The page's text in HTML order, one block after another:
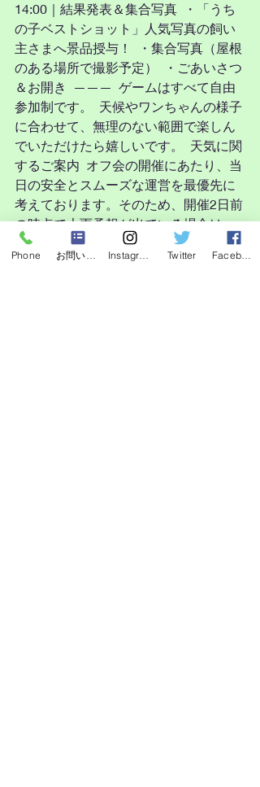
14:00｜結果発表＆集合写真  ・「うち
の子ベストショット」人気写真の飼い
主さまへ景品授与！  ・集合写真（屋根
のある場所で撮影予定）  ・ごあいさつ
＆お開き  ———  ゲームはすべて自由
参加制です。  天候やワンちゃんの様子
に合わせて、無理のない範囲で楽しん
でいただけたら嬉しいです。  天気に関
するご案内  オフ会の開催にあたり、当
日の安全とスムーズな運営を最優先に
考えております。そのため、開催2日前
の時点で大雨予報が出ている場合は、
たとえ当日晴れたとしても中止とさせ
ていただきます。これは遠方からお越
Phone Twitter